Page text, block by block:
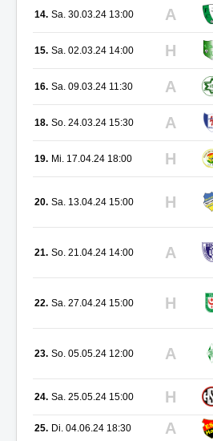
14. Sa. 30.03.24 13:00 A
15. Sa. 02.03.24 14:00 H
16. Sa. 09.03.24 11:30 A
18. So. 24.03.24 15:30 A
19. Mi. 17.04.24 18:00 H
20. Sa. 13.04.24 15:00 H
21. So. 21.04.24 14:00 A
22. Sa. 27.04.24 15:00 H
23. So. 05.05.24 12:00 A
24. Sa. 25.05.24 15:00 H
25. Di. 04.06.24 18:30 A